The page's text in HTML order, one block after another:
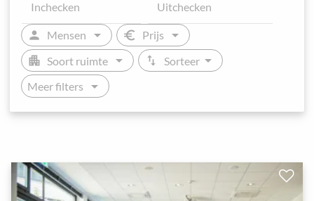
person Mensen arrow_drop_down euro Prijs arrow_drop_down
apartment Soort ruimte arrow_drop_down swap_vert Sorteer arrow_drop_down
Meer filters arrow_drop_down